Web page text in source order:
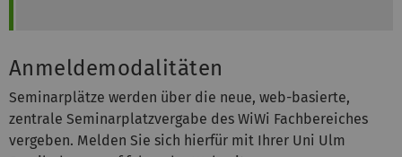
Anmeldemodalitäten
Seminarplätze werden über die neue, web-basierte,
zentrale Seminarplatzvergabe des WiWi Fachbereiches
vergeben. Melden Sie sich hierfür mit Ihrer Uni Ulm